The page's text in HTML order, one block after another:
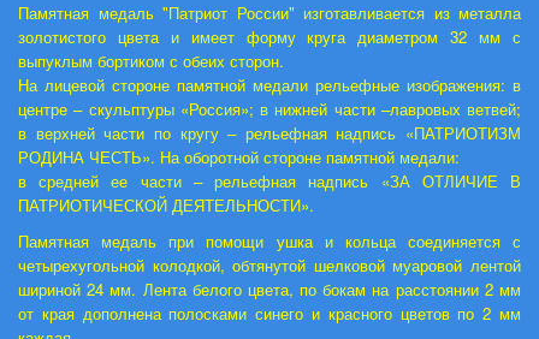
Памятная медаль "Патриот России" изготавливается из металла
золотистого цвета и имеет форму круга диаметром 32 мм с
выпуклым бортиком с обеих сторон.
На лицевой стороне памятной медали рельефные изображения: в
центре – скульптуры «Россия»; в нижней части –лавровых ветвей;
в верхней части по кругу – рельефная надпись «ПАТРИОТИЗМ
РОДИНА ЧЕСТЬ». На оборотной стороне памятной медали:
в средней ее части – рельефная надпись «ЗА ОТЛИЧИЕ В
ПАТРИОТИЧЕСКОЙ ДЕЯТЕЛЬНОСТИ».
Памятная медаль при помощи ушка и кольца соединяется с
четырехугольной колодкой, обтянутой шелковой муаровой лентой
шириной 24 мм. Лента белого цвета, по бокам на расстоянии 2 мм
от края дополнена полосками синего и красного цветов по 2 мм